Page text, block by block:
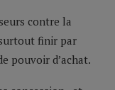
contre la
finir par
pouvoir d’achat.